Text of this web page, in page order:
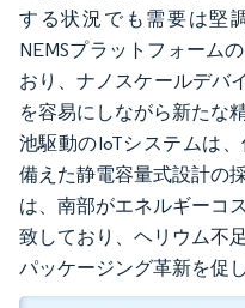
する状況でも需要は堅
NEMSプラットフォーム
おり、ナノスケールデバ
を容易にしながら新たな
池駆動のIoTシステムは
備えた静電容量式設計の
は、南部がエネルギーコ
致しており、ヘリウム不
パッケージング革新を促